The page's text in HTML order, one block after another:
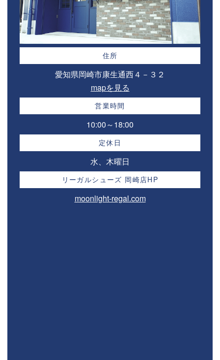
住所
愛知県岡崎市康生通西４－３２⁣
mapを見る
営業時間
10:00～18:00⁣
定休日
水、木曜日
リーガルシューズ 岡崎店HP
moonlight-regal.com